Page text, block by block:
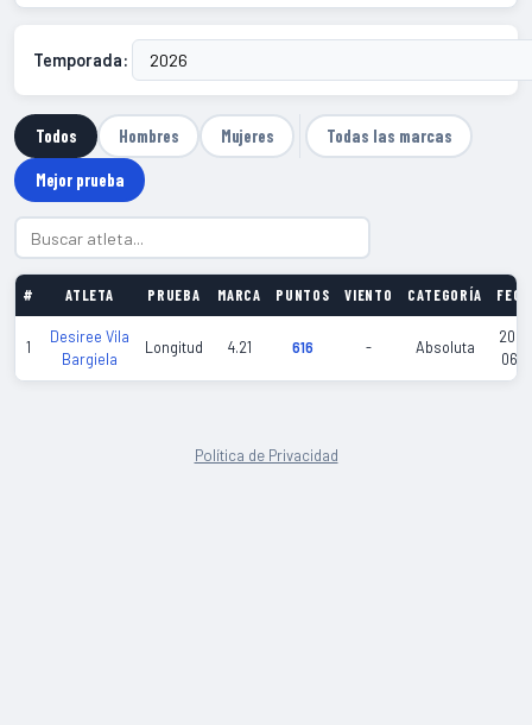
Temporada:
Todos Hombres Mujeres Todas las marcas
Mejor prueba
# ATLETA PRUEBA MARCA PUNTOS VIENTO CATEGORÍA
1
Desiree Vila
Bargiela
Longitud 4.21 616 - Absoluta
06-
Política de Privacidad